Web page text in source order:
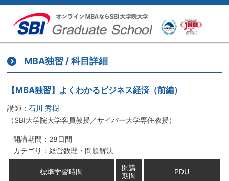
MBA独習 / 科目詳細
【MBA独習】よくわかるビジネス経済（前編）
講師： 石川 秀樹
（SBI大学院大学客員教授／サイバー大学専任教授）
開講期間： 28日間
カテゴリ：経営数理・問題解決
標準学習時間
開講
期間
PDU